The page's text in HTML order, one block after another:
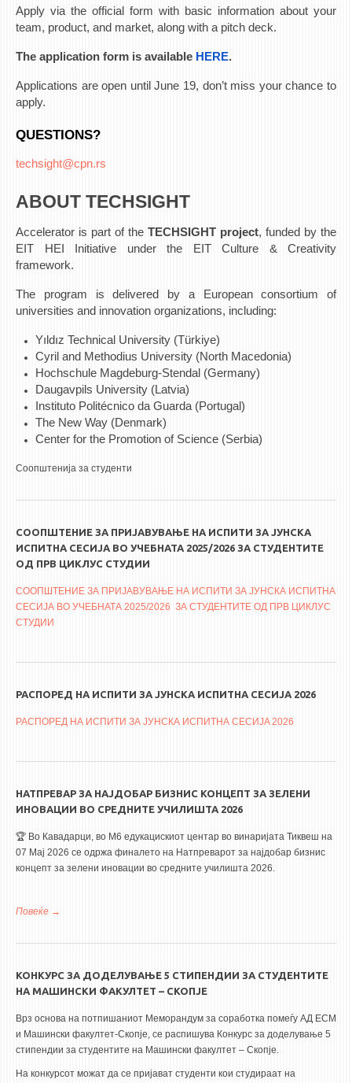
Apply via the official form with basic information about your
team, product, and market, along with a pitch deck.
The application form is available HERE.
Applications are open until June 19, don’t miss your chance to
apply.
QUESTIONS?
techsight@cpn.rs
ABOUT TECHSIGHT
Accelerator is part of the TECHSIGHT project, funded by the
EIT HEI Initiative under the EIT Culture & Creativity
framework.
The program is delivered by a European consortium of
universities and innovation organizations, including:
Yıldız Technical University (Türkiye)
Cyril and Methodius University (North Macedonia)
Hochschule Magdeburg-Stendal (Germany)
Daugavpils University (Latvia)
Instituto Politécnico da Guarda (Portugal)
The New Way (Denmark)
Center for the Promotion of Science (Serbia)
Соопштенија за студенти
СООПШТЕНИЕ ЗА ПРИЈАВУВАЊЕ НА ИСПИТИ ЗА ЈУНСКА
ИСПИТНА СЕСИЈА ВО УЧЕБНАТА 2025/2026 ЗА СТУДЕНТИТЕ
ОД ПРВ ЦИКЛУС СТУДИИ
СООПШТЕНИЕ ЗА ПРИЈАВУВАЊЕ НА ИСПИТИ ЗА ЈУНСКА ИСПИТНА
СЕСИЈА ВО УЧЕБНАТА 2025/2026 ЗА СТУДЕНТИТЕ ОД ПРВ ЦИКЛУС
СТУДИИ
РАСПОРЕД НА ИСПИТИ ЗА ЈУНСКА ИСПИТНА СЕСИЈА 2026
РАСПОРЕД НА ИСПИТИ ЗА ЈУНСКА ИСПИТНА СЕСИЈA 2026
НАТПРЕВАР ЗА НАЈДОБАР БИЗНИС КОНЦЕПТ ЗА ЗЕЛЕНИ
ИНОВАЦИИ ВО СРЕДНИТЕ УЧИЛИШТА 2026
🏆 Во Кавадарци, во M6 едукацискиот центар во винаријата Тиквеш на
07 Мај 2026 се одржа финалето на Натпреварот за најдобар бизнис
концепт за зелени иновации во средните училишта 2026.
Повеќе за НАТПРЕВАР ЗА НАЈДОБАР БИЗНИС КОНЦЕПТ ЗА ЗЕЛЕНИ
КОНКУРС ЗА ДОДЕЛУВАЊЕ 5 СТИПЕНДИИ ЗА СТУДЕНТИТЕ
НА МАШИНСКИ ФАКУЛТЕТ – СКОПЈЕ
Врз основа на потпишаниот Меморандум за соработка помеѓу АД ЕСМ
и Машински факултет-Скопје, се распишува Конкурс за доделување 5
стипендии за студентите на Машински факултет – Скопје.
На конкурсот можат да се пријават студенти кои студираат на